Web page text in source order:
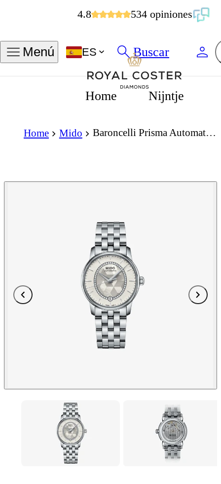
4.8 534 opiniones
Menú ES Buscar
Home Nijntje
Home Mido Baroncelli Prisma Automatic 33mm